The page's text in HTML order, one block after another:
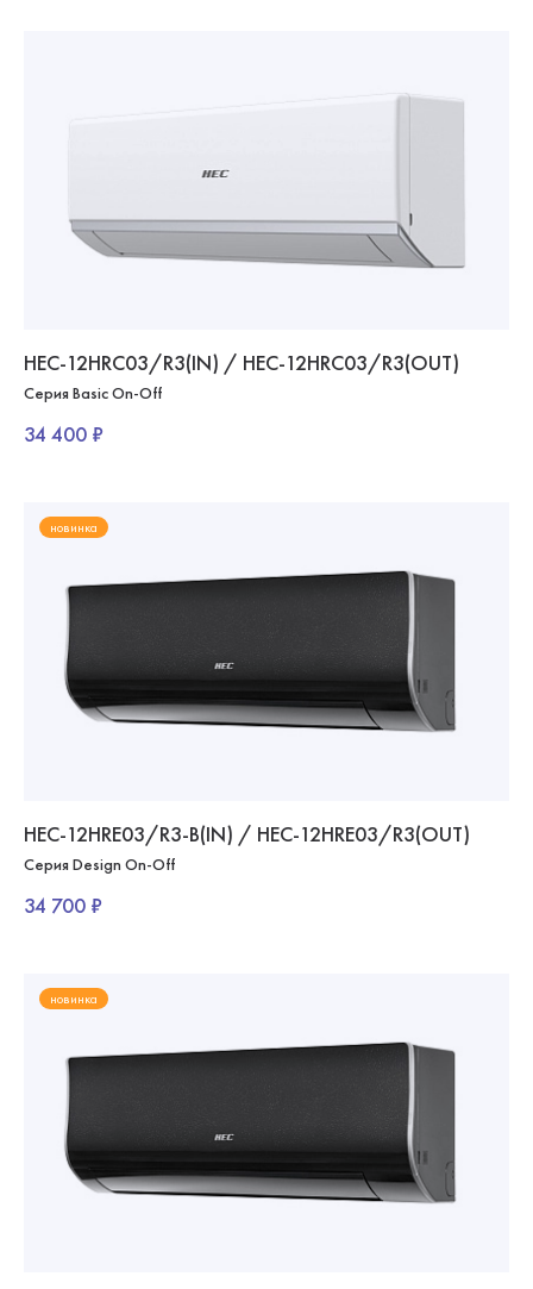
HEC-12HRC03/R3(IN) / HEC-12HRC03/R3(OUT)
Серия Basic On-Off
34 400 ₽
новинка
HEC-12HRE03/R3-B(IN) / HEC-12HRE03/R3(OUT)
Серия Design On-Off
34 700 ₽
новинка